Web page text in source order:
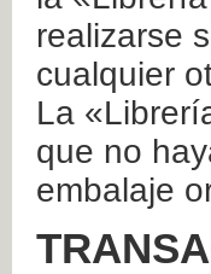
realizarse
cualquier
La
que no
embalaje